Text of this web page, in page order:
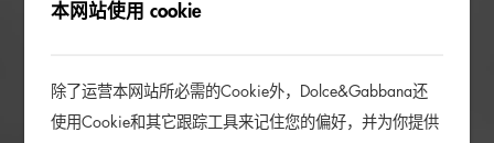
本网站使用 cookie
除了运营本网站所必需的Cookie外，Dolce&Gabbana还
使用Cookie和其它跟踪工具来记住您的偏好，并为你提供